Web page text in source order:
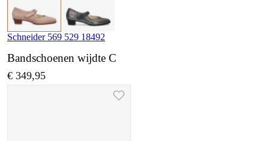
Schneider 569 529 18492
Bandschoenen wijdte C
€ 349,95